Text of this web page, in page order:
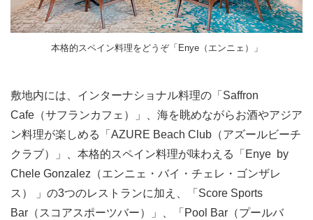
本格的スペイン料理をどうぞ「Enye（エンニェ）」
敷地内には、インターナショナル料理の「Saffron
Cafe（サフランカフェ）」、海を眺めながらお酒やアジア
ン料理が楽しめる「AZURE Beach Club（アズールビーチ
クラブ）」、本格的スペイン料理が味わえる「Enye by
Chele Gonzalez（エンニェ・バイ・チェレ・ ゴンザレ
ス） 」の3つのレストランに加え、「Score Sports
Bar（スコアスポーツバー）」、「Pool Bar（プールバ